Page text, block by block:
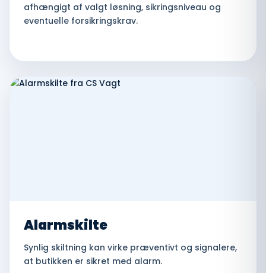
afhængigt af valgt løsning, sikringsniveau og
eventuelle forsikringskrav.
Alarmskilte
Synlig skiltning kan virke præventivt og signalere,
at butikken er sikret med alarm.